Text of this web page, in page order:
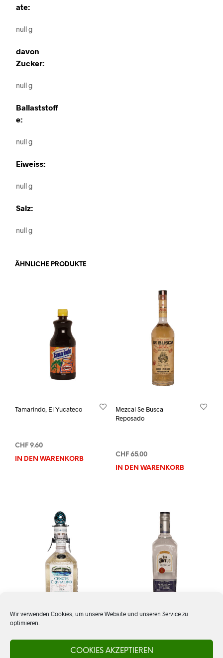
Wir verwenden Cookies, um unsere Website und unseren Service zu
optimieren.
COOKIES AKZEPTIEREN
ate:
null g
davon
Zucker:
null g
Ballaststoff
e:
null g
Eiweiss:
null g
Salz:
null g
ÄHNLICHE PRODUKTE
Tamarindo, El Yucateco
CHF 9.60
IN DEN WARENKORB
Mezcal Se Busca
Reposado
CHF65.00
IN DEN WARENKORB
Especial Silver